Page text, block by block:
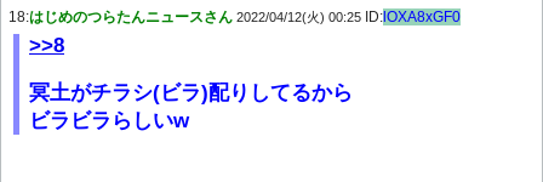
18:はじめのつらたんニュースさん 2022/04/12(火) 00:25 ID: lOXA8xGF0
>>8
冥土がチラシ(ビラ)配りしてるから
ビラビラらしいw